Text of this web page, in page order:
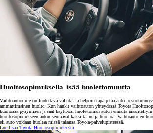
Huoltosopimuksella lisää huolettomuutta
Vaihtoautomme on luotettava valinta, ja helpoin tapa pitää auto
ammattimainen huolto. Kun hankit vaihtoauton yhteydessä Toyota
kunnossa pysymisen ja saat käyttöösi huolettoman auton ennalta
huoltosopimukseen auton seuraavat kaksi tai neljä huoltoa. Vaihtoautojen
eli auto voidaan huoltaa missä tahansa Toyota-palvelupisteessä.
Lue lisää Toyota Huoltosopimuksesta